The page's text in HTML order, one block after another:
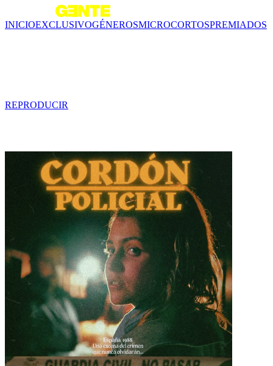
INICIOEXCLUSIVOGÉNEROSMICROCORTOSPREMIADOS
REPRODUCIR